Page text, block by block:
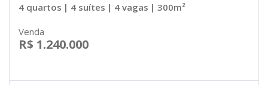
4 quartos | 4 suítes | 4 vagas | 300m²
Venda
R$ 1.240.000